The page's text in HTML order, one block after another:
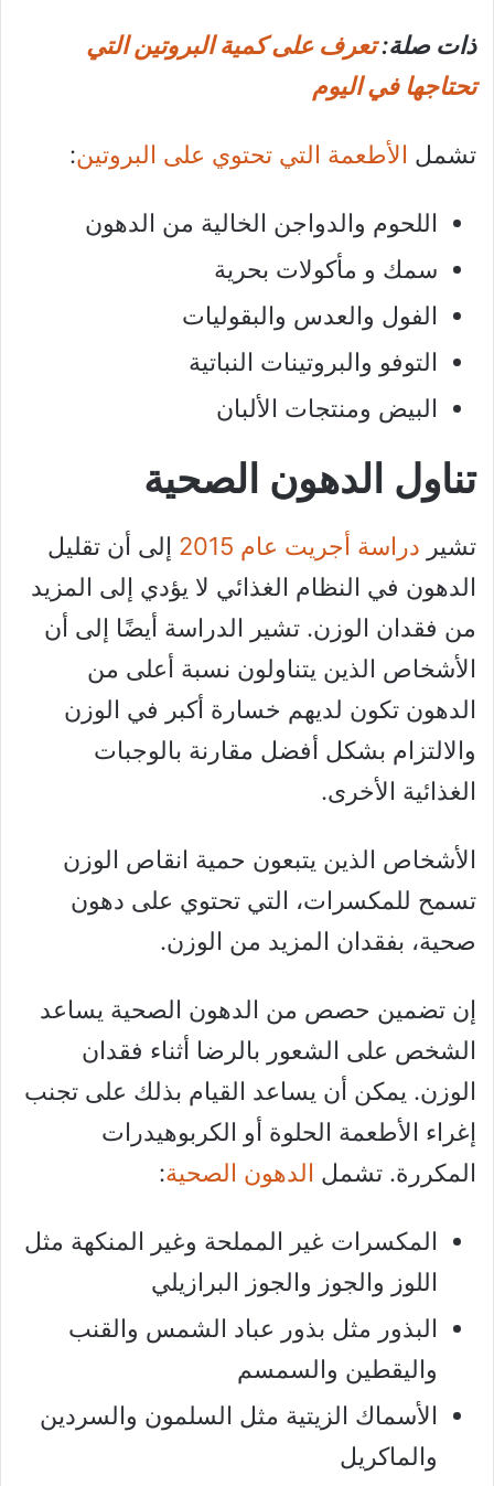
ذات صلة:تعرف على كمية البروتين التي
تحتاجها في اليوم
تشمل الأطعمة التي تحتوي على البروتين:
اللحوم والدواجن الخالية من الدهون
سمك و مأكولات بحرية
الفول والعدس والبقوليات
التوفو والبروتينات النباتية
البيض ومنتجات الألبان
تناول الدهون الصحية
تشير دراسة أجريت عام 2015
إلى أن تقليل
الدهون في النظام الغذائي لا يؤدي إلى المزيد
من فقدان الوزن. تشير الدراسة أيضًا إلى أن
الأشخاص الذين يتناولون نسبة أعلى من
الدهون تكون لديهم خسارة أكبر في الوزن
والالتزام بشكل أفضل مقارنة بالوجبات
الغذائية الأخرى.
الأشخاص الذين يتبعون حمية انقاص الوزن
تسمح للمكسرات، التي تحتوي على دهون
صحية، بفقدان المزيد من الوزن.
إن تضمين حصص من الدهون الصحية يساعد
الشخص على الشعور بالرضا أثناء فقدان
الوزن. يمكن أن يساعد القيام بذلك على تجنب
إغراء الأطعمة الحلوة أو الكربوهيدرات
المكررة. تشمل الدهون الصحية:
المكسرات غير المملحة وغير المنكهة مثل
اللوز والجوز والجوز البرازيلي
البذور مثل بذور عباد الشمس والقنب
واليقطين والسمسم
الأسماك الزيتية مثل السلمون والسردين
والماكريل